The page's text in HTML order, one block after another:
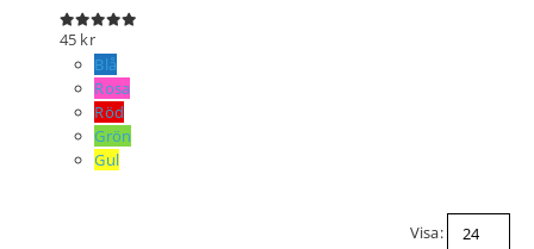
0out of 5
45 kr
Blå
Rosa
Röd
Grön
Gul
Visa: